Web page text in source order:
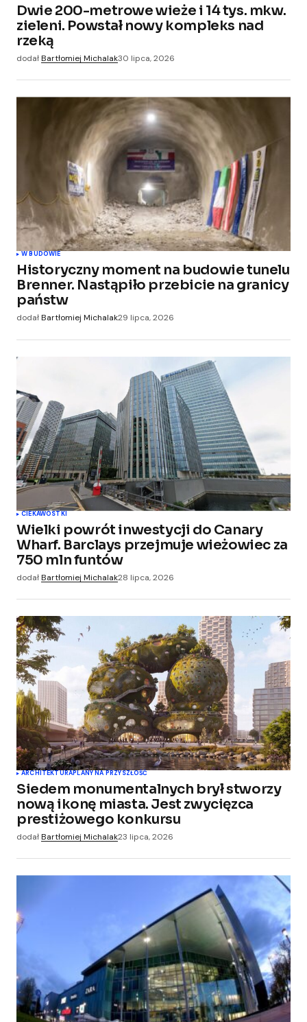
Dwie 200-metrowe wieże i 14 tys. mkw.
zieleni. Powstał nowy kompleks nad
rzeką
dodałBartłomiej Michalak30 lipca, 2026
W BUDOWIE
Historyczny moment na budowie tunelu
Brenner. Nastąpiło przebicie na granicy
państw
dodałBartłomiej Michalak29 lipca, 2026
CIEKAWOSTKI
Wielki powrót inwestycji do Canary
Wharf. Barclays przejmuje wieżowiec za
750 mln funtów
dodałBartłomiej Michalak28 lipca, 2026
ARCHITEKTURAPLANY NA PRZYSZŁOŚĆ
Siedem monumentalnych brył stworzy
nową ikonę miasta. Jest zwycięzca
prestiżowego konkursu
dodałBartłomiej Michalak23 lipca, 2026